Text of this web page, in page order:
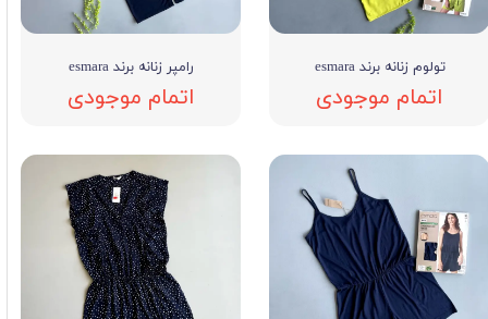
تولوم زنانه برند esmara
اتمام موجودی
رامپر زنانه برند esmara
اتمام موجودی